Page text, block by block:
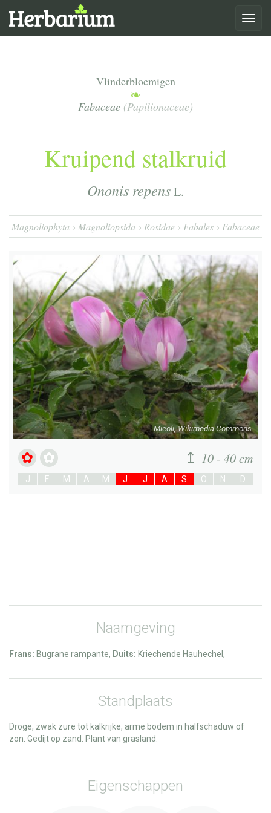
Toggle
Vlinderbloemigen
Fabaceae (Papilionaceae)
Kruipend stalkruid
Ononis repensL.
Magnoliophyta Magnoliopsida Rosidae Fabales Fabaceae
Mieoli, Wikimedia Commons
10 - 40 cm
J F M A M J J A S O N D
Naamgeving
Frans: Bugrane rampante, Duits: Kriechende Hauhechel,
Standplaats
Droge, zwak zure tot kalkrijke, arme bodem in halfschaduw of
zon. Gedijt op zand. Plant van grasland.
Eigenschappen